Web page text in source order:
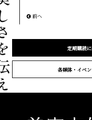
前へ
定期購読
各媒体・イベ